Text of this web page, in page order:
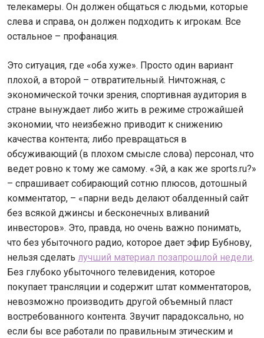
телекамеры. Он должен общаться с людьми, которые
слева и справа, он должен подходить к игрокам. Все
остальное – профанация.
Это ситуация, где «оба хуже». Просто один вариант
плохой, а второй – отвратительный. Ничтожная, с
экономической точки зрения, спортивная аудитория в
стране вынуждает либо жить в режиме строжайшей
экономии, что неизбежно приводит к снижению
качества контента; либо превращаться в
обсуживающий (в плохом смысле слова) персонал, что
ведет ровно к тому же самому. «Эй, а как же sports.ru?»
– спрашивает собирающий сотню плюсов, дотошный
комментатор, – «парни ведь делают обалденный сайт
без всякой джинсы и бесконечных вливаний
инвесторов». Это, правда, но очень важно понимать,
что без убыточного радио, которое дает эфир Бубнову,
нельзя сделать лучший материал позапрошлой недели.
Без глубоко убыточного телевидения, которое
покупает трансляции и содержит штат комментаторов,
невозможно производить другой объемный пласт
востребованного контента. Звучит парадоксально, но
если бы все работали по правильным этическим и